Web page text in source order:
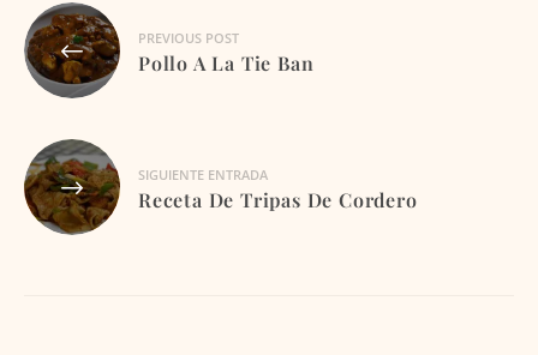
Navegación
de
entradas
PREVIOUS POST
Pollo A La Tie Ban
SIGUIENTE ENTRADA
Receta De Tripas De Cordero